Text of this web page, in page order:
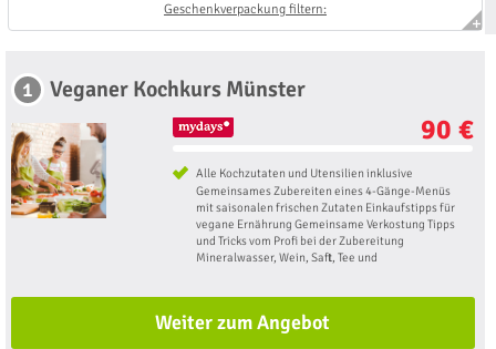
Geschenkverpackung filtern:
1 Veganer Kochkurs Münster
90 €
Alle Kochzutaten und Utensilien inklusive
Gemeinsames Zubereiten eines 4-Gänge-Menüs
mit saisonalen frischen Zutaten Einkaufstipps für
vegane Ernährung Gemeinsame Verkostung Tipps
und Tricks vom Profi bei der Zubereitung
Mineralwasser, Wein, Saft, Tee und
Weiter zum Angebot